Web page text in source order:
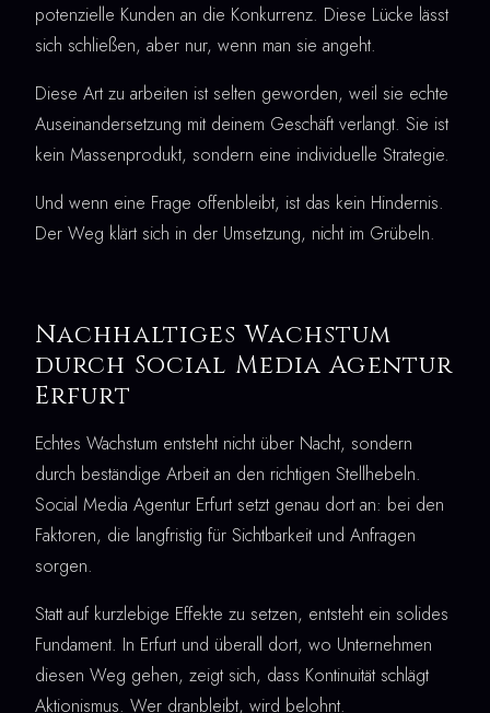
potenzielle Kunden an die Konkurrenz. Diese Lücke lässt
sich schließen, aber nur, wenn man sie angeht.
Diese Art zu arbeiten ist selten geworden, weil sie echte
Auseinandersetzung mit deinem Geschäft verlangt. Sie ist
kein Massenprodukt, sondern eine individuelle Strategie.
Und wenn eine Frage offenbleibt, ist das kein Hindernis.
Der Weg klärt sich in der Umsetzung, nicht im Grübeln.
Nachhaltiges Wachstum
durch Social Media Agentur
Erfurt
Echtes Wachstum entsteht nicht über Nacht, sondern
durch beständige Arbeit an den richtigen Stellhebeln.
Social Media Agentur Erfurt setzt genau dort an: bei den
Faktoren, die langfristig für Sichtbarkeit und Anfragen
sorgen.
Statt auf kurzlebige Effekte zu setzen, entsteht ein solides
Fundament. In Erfurt und überall dort, wo Unternehmen
diesen Weg gehen, zeigt sich, dass Kontinuität schlägt
Aktionismus. Wer dranbleibt, wird belohnt.